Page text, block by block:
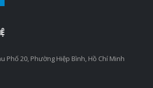
Phố 20, Phường Hiệp Bình, Hồ Chí Minh